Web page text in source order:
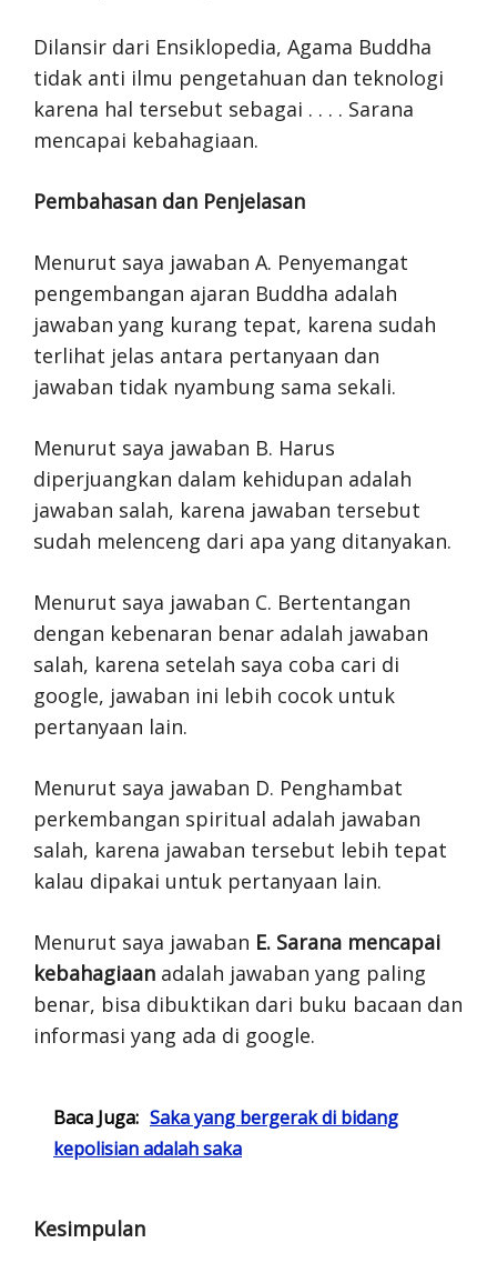
Dilansir dari Ensiklopedia, Agama Buddha
tidak anti ilmu pengetahuan dan teknologi
karena hal tersebut sebagai . . . . Sarana
mencapai kebahagiaan.
Pembahasan dan Penjelasan
Menurut saya jawaban A. Penyemangat
pengembangan ajaran Buddha adalah
jawaban yang kurang tepat, karena sudah
terlihat jelas antara pertanyaan dan
jawaban tidak nyambung sama sekali.
Menurut saya jawaban B. Harus
diperjuangkan dalam kehidupan adalah
jawaban salah, karena jawaban tersebut
sudah melenceng dari apa yang ditanyakan.
Menurut saya jawaban C. Bertentangan
dengan kebenaran benar adalah jawaban
salah, karena setelah saya coba cari di
google, jawaban ini lebih cocok untuk
pertanyaan lain.
Menurut saya jawaban D. Penghambat
perkembangan spiritual adalah jawaban
salah, karena jawaban tersebut lebih tepat
kalau dipakai untuk pertanyaan lain.
Menurut saya jawaban E. Sarana mencapai
kebahagiaan adalah jawaban yang paling
benar, bisa dibuktikan dari buku bacaan dan
informasi yang ada di google.
Baca Juga: Saka yang bergerak di bidang
kepolisian adalah saka
Kesimpulan